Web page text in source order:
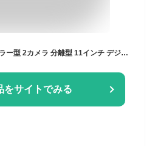
ドライブレコーダー 前後 ミラー型 2カメラ 分離型 11インチ デジタルインナーミラー トップウォール構造 デジタルズーム STARVIS HDR 1080P 駐車監視 GPS MicroSDカード付き 地デジノイズ対策済 1年保証 PORMIDO PRD60C
をサイトでみる